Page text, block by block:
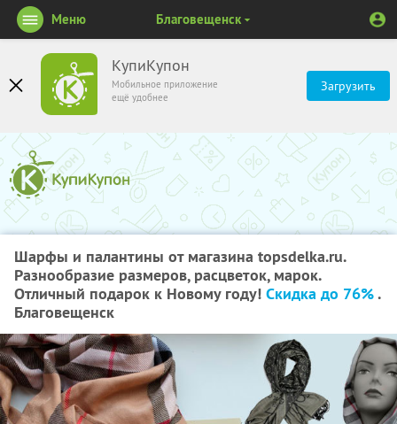
КупиКупон
Мобильное приложение
ещё удобнее
Загрузить
Меню Благовещенск
Шарфы и палантины от магазина topsdelka.ru.
Разнообразие размеров, расцветок, марок.
Отличный подарок к Новому году! Скидка до 76%.
Благовещенск